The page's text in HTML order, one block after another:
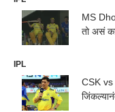
MS
तो असं
IPL
CSK vs